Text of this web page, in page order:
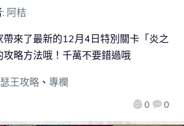
阿桔
0 0
帶來了最新的12月4日特別關卡「炎之
略方法哦！千萬不要錯過哦
王攻略、 專欄